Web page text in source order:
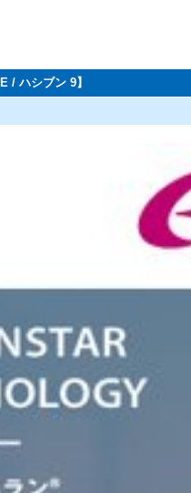
/ ハシブン 9】